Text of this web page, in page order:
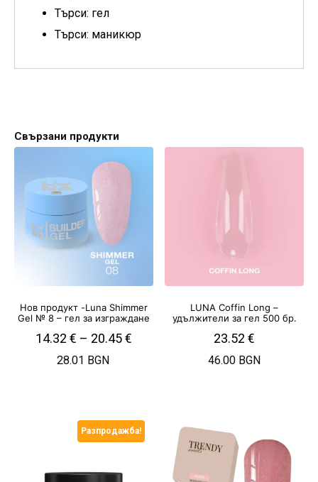
Търси: гел
Търси: маникюр
Свързани продукти
Нов продукт -Luna Shimmer
Gel № 8 – гел за изграждане
14.32 € – 20.45€
28.01 BGN
LUNA Coffin Long –
удължители за гел 500 бр.
23.52€
46.00 BGN
Разпродажба!